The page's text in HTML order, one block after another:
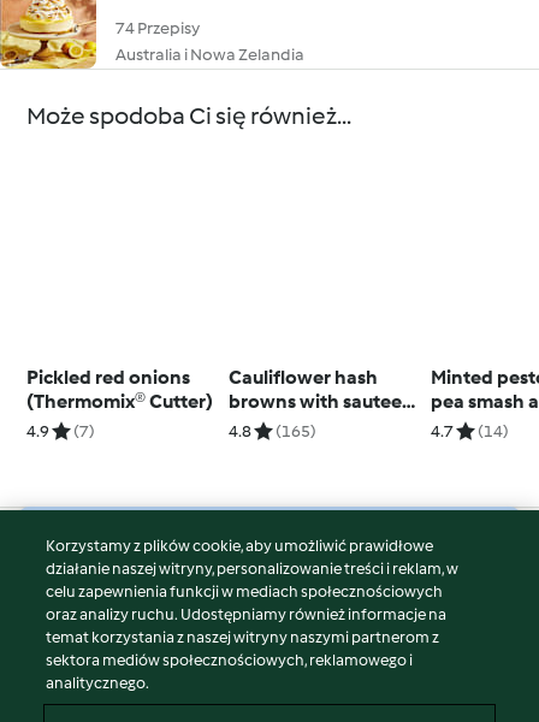
74 Przepisy
Australia i Nowa Zelandia
Może spodoba Ci się również...
Pickled red onions
(Thermomix® Cutter)
4.9 (7)
Cauliflower hash
browns with sauteed
mushrooms (Noni
4.8 (165)
Minted
pea smash
poached
4.7 (14)
© Copyright 2026
Warunki korzystania
Polityka prywatności
Disclaimer
Znak wydawcy
Korzystamy z plików cookie, aby umożliwić prawidłowe
działanie naszej witryny, personalizowanie treści i reklam, w
celu zapewnienia funkcji w mediach społecznościowych
oraz analizy ruchu. Udostępniamy również informacje na
temat korzystania z naszej witryny naszymi partnerom z
sektora mediów społecznościowych, reklamowego i
analitycznego.